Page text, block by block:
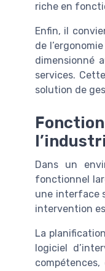
riche en
Enfin, il
de
dimensionné
services.
solution de
Dans un
fonctionnel
une interface
intervention
La
logiciel